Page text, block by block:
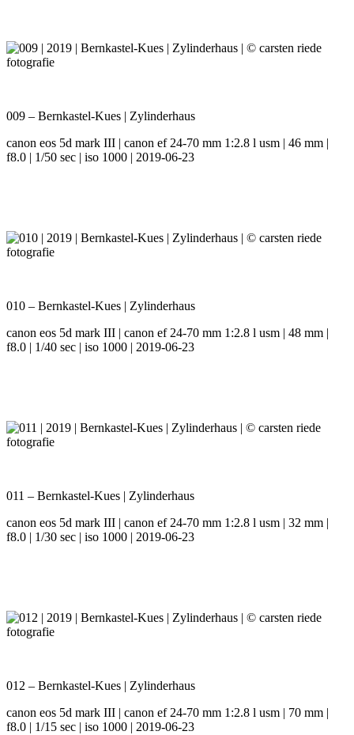
009 – Bernkastel-Kues | Zylinderhaus
canon eos 5d mark III | canon ef 24-70 mm 1:2.8 l usm | 46 mm |
f8.0 | 1/50 sec | iso 1000 | 2019-06-23
010 – Bernkastel-Kues | Zylinderhaus
canon eos 5d mark III | canon ef 24-70 mm 1:2.8 l usm | 48 mm |
f8.0 | 1/40 sec | iso 1000 | 2019-06-23
011 – Bernkastel-Kues | Zylinderhaus
canon eos 5d mark III | canon ef 24-70 mm 1:2.8 l usm | 32 mm |
f8.0 | 1/30 sec | iso 1000 | 2019-06-23
012 – Bernkastel-Kues | Zylinderhaus
canon eos 5d mark III | canon ef 24-70 mm 1:2.8 l usm | 70 mm |
f8.0 | 1/15 sec | iso 1000 | 2019-06-23